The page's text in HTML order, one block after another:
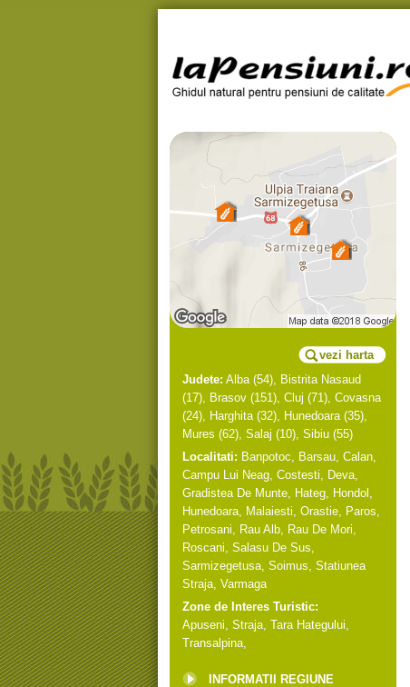
vezi harta
Judete: Alba(54), Bistrita Nasaud
(17), Brasov (151), Cluj (71), Covasna
(24), Harghita(32), Hunedoara(35),
Mures (62), Salaj (10), Sibiu (55)
Localitati: Banpotoc, Barsau, Calan,
Campu Lui Neag, Costesti, Deva,
Gradistea De Munte, Hateg, Hondol ,
Hunedoara, Malaiesti, Orastie, Paros,
Petrosani, Rau Alb, Rau De Mori,
Roscani, Salasu De Sus,
Sarmizegetusa, Soimus, Statiunea
Straja, Varmaga
Zone de Interes Turistic:
Apuseni, Straja, Tara Hategului,
Transalpina,
INFORMATII REGIUNE